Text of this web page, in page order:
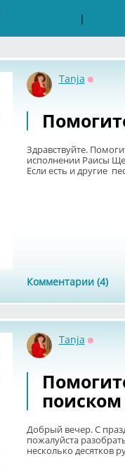
|
Tanja
Здравствуйте.
исполнении Раисы
Если есть и другие
Комментарии (4)
Tanja
поиском
Добрый вечер. С
пожалуйста
несколько десятков